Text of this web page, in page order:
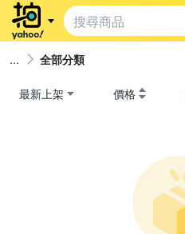
全部分類
最新上架 價格